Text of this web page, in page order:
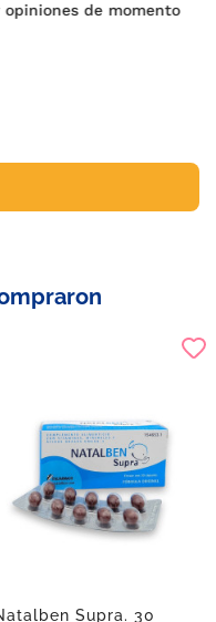
opiniones de momento
Supra. 30